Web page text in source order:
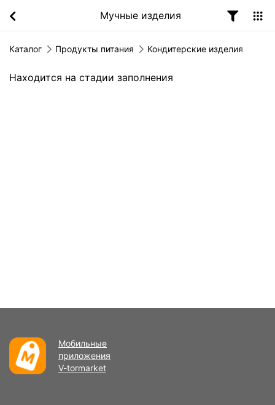
Мучные изделия
Каталог Продукты питания Кондитерские изделия
Находится на стадии заполнения
Мобильные
приложения
V-tormarket